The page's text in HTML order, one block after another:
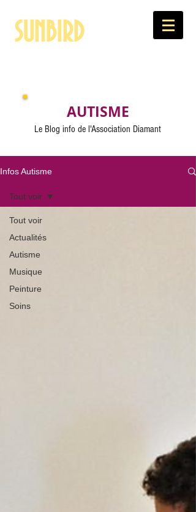
SUNBIRD
AUTISME
Le Blog info de l'Association Diamant
Infos Autisme
Tout voir
Actualités
Autisme
Musique
Peinture
Soins
Tout voir